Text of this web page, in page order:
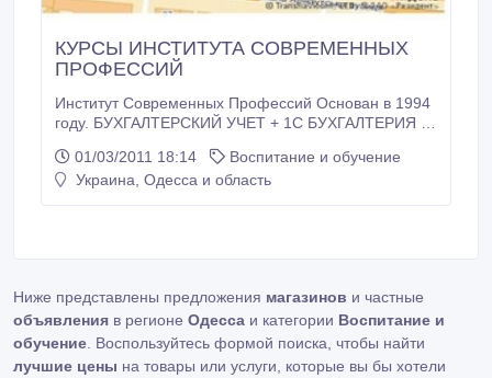
КУРСЫ ИНСТИТУТА СОВРЕМЕННЫХ
ПРОФЕССИЙ
Институт Современных Профессий Основан в 1994
году. БУХГАЛТЕРСКИЙ УЧЕТ + 1С БУХГАЛТЕРИЯ –
БУХГАЛТЕРОВ (по новому законодательству)– 1.5
МЕС. 1С БУХГАЛТЕРИЯ – 1 МЕС. МЕНЕДЖЕР ПО
01/03/2011 18:14
Воспитание и обучение
Украина, Одесса и область
Ниже представлены предложения магазинов и частные
объявления в регионе Одесса и категории Воспитание и
обучение . Воспользуйтесь формой поиска, чтобы найти
лучшие цены на товары или услуги, которые вы бы хотели